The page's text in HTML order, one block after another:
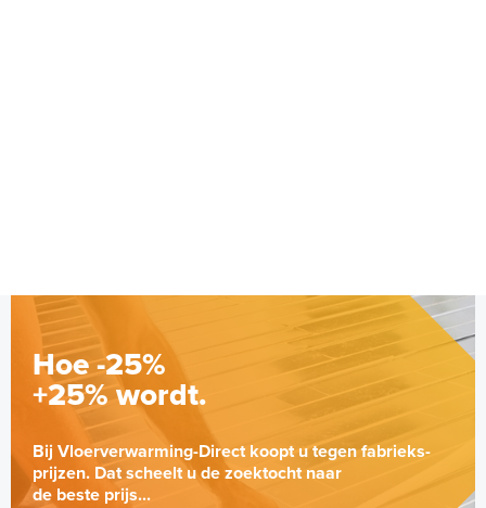
Hoe -25%
+25% wordt.
Bij Vloerverwarming-Direct koopt u tegen fabrieks-
prijzen. Dat scheelt u de zoektocht naar
de beste prijs...